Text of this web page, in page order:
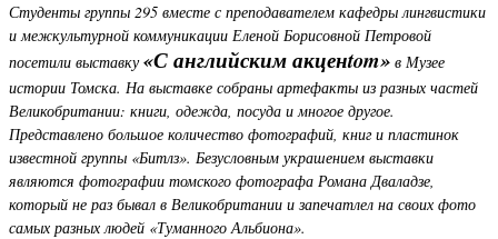
Студенты группы 295 вместе с преподавателем кафедры лингвистики
и межкультурной коммуникации Еленой Борисовной Петровой
посетили выставку«С английским акценtom» в Музее
истории Томска. На выставке собраны артефакты из разных частей
Великобритании: книги, одежда, посуда и многое другое.
Представлено большое количество фотографий, книг и пластинок
известной группы «Битлз». Безусловным украшением выставки
являются фотографии томского фотографа Романа Дваладзе,
который не раз бывал в Великобритании и запечатлел на своих фото
самых разных людей «Туманного Альбиона».